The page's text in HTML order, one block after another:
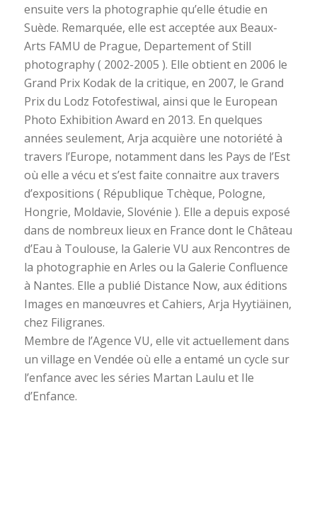
ensuite vers la photographie qu’elle étudie en
Suède. Remarquée, elle est acceptée aux Beaux-
Arts FAMU de Prague, Departement of Still
photography ( 2002-2005 ). Elle obtient en 2006 le
Grand Prix Kodak de la critique, en 2007, le Grand
Prix du Lodz Fotofestiwal, ainsi que le European
Photo Exhibition Award en 2013. En quelques
années seulement, Arja acquière une notoriété à
travers l’Europe, notamment dans les Pays de l’Est
où elle a vécu et s’est faite connaitre aux travers
d’expositions ( République Tchèque, Pologne,
Hongrie, Moldavie, Slovénie ). Elle a depuis exposé
dans de nombreux lieux en France dont le Château
d’Eau à Toulouse, la Galerie VU aux Rencontres de
la photographie en Arles ou la Galerie Confluence
à Nantes. Elle a publié Distance Now, aux éditions
Images en manœuvres et Cahiers, Arja Hyytiäinen,
chez Filigranes.
Membre de l’Agence VU, elle vit actuellement dans
un village en Vendée où elle a entamé un cycle sur
l’enfance avec les séries Martan Laulu et Ile
d’Enfance.